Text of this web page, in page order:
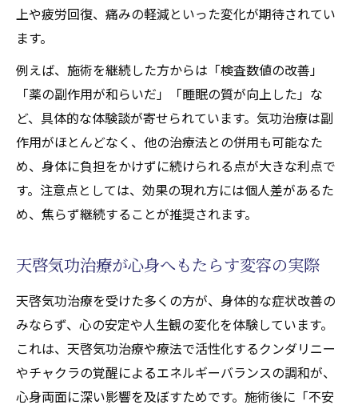
上や疲労回復、痛みの軽減といった変化が期待されてい
ます。
例えば、施術を継続した方からは「検査数値の改善」
「薬の副作用が和らいだ」「睡眠の質が向上した」な
ど、具体的な体験談が寄せられています。気功治療は副
作用がほとんどなく、他の治療法との併用も可能なた
め、身体に負担をかけずに続けられる点が大きな利点で
す。注意点としては、効果の現れ方には個人差があるた
め、焦らず継続することが推奨されます。
天啓気功治療が心身へもたらす変容の実際
天啓気功治療を受けた多くの方が、身体的な症状改善の
みならず、心の安定や人生観の変化を体験しています。
これは、天啓気功治療や療法で活性化するクンダリニー
やチャクラの覚醒によるエネルギーバランスの調和が、
心身両面に深い影響を及ぼすためです。施術後に「不安